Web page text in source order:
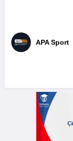
APA Sport